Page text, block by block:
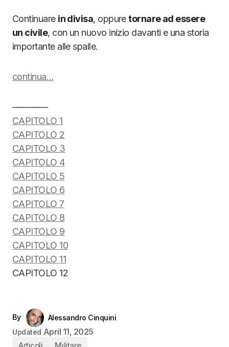
Continuare in divisa, oppuretornare ad essere
un civile, con un nuovo inizio davanti e una storia
importante alle spalle.
continua…
————
CAPITOLO 1
CAPITOLO 2
CAPITOLO 3
CAPITOLO 4
CAPITOLO 5
CAPITOLO 6
CAPITOLO 7
CAPITOLO 8
CAPITOLO 9
CAPITOLO 10
CAPITOLO 11
CAPITOLO 12
By
Alessandro Cinquini
Updated April 11, 2025